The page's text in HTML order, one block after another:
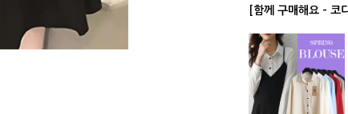
[함께 구매해요 - 코